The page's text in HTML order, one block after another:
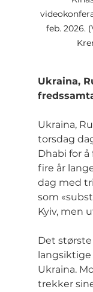
feb. 2026.
Ukraina,
Ukraina,
torsdag
Dhabi for å
fire år
dag med
som
Kyiv, men
Det
Ukraina.
trekker